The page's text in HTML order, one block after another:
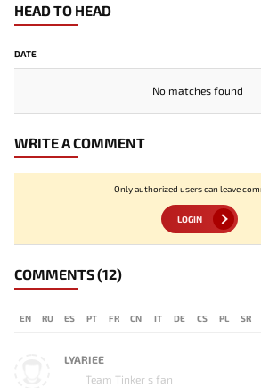
HEAD TO HEAD
DATE
No matches found
WRITE A COMMENT
Only authorized users can leave
LOGIN
COMMENTS(12)
EN RU ES PT FR CN IT DE CS PL SR
LYARIEE
Team Tinker s fan